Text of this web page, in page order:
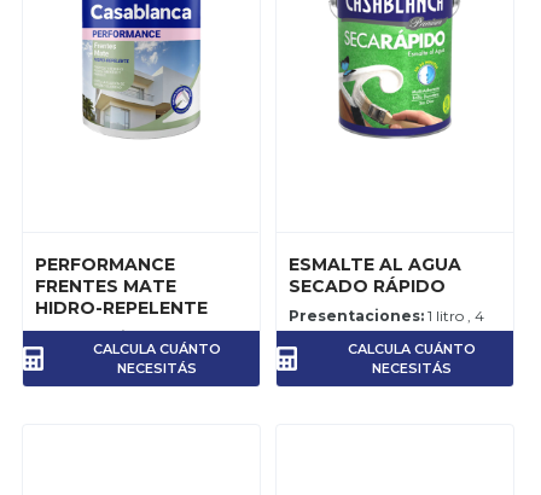
PERFORMANCE
FRENTES MATE
HIDRO-REPELENTE
20 litros
CALCULA CUÁNTO
NECESITÁS
ESMALTE AL AGUA
SECADO RÁPIDO
Presentaciones:1 litro , 4
Rendimiento:10-14 m2 por
CALCULA CUÁNTO
NECESITÁS